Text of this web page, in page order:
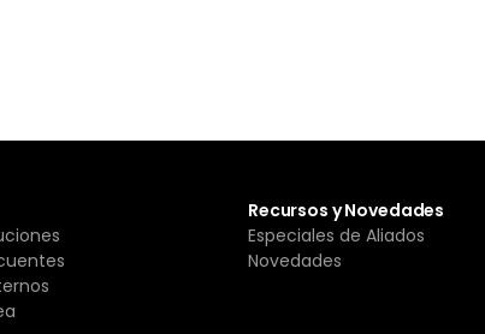
Recursos y Novedades
Especiales de Aliados
Novedades